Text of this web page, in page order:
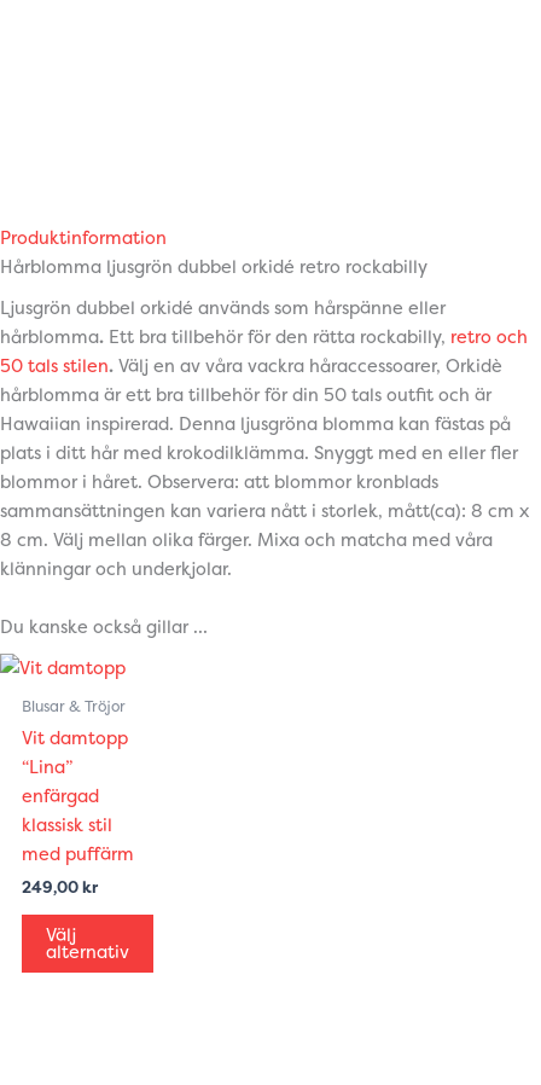
Produktinformation
Hårblomma ljusgrön dubbel orkidé retro rockabilly
Ljusgrön dubbel orkidé används som hårspänne eller
hårblomma. Ett bra tillbehör för den rätta rockabilly, retro och
50 tals stilen. Välj en av våra vackra håraccessoarer, Orkidè
hårblomma är ett bra tillbehör för din 50 tals outfit och är
Hawaiian inspirerad. Denna ljusgröna blomma kan fästas på
plats i ditt hår med krokodilklämma. Snyggt med en eller fler
blommor i håret. Observera: att blommor kronblads
sammansättningen kan variera nått i storlek, mått(ca): 8 cm x
8 cm. Välj mellan olika färger. Mixa och matcha med våra
klänningar och underkjolar.
Du kanske också gillar …
Blusar & Tröjor
Vit damtopp
“Lina”
enfärgad
klassisk stil
med puffärm
249,00kr
Välj
alternativ
Den
här
produkten
har
flera
varianter.
alternativen
kan
väljas